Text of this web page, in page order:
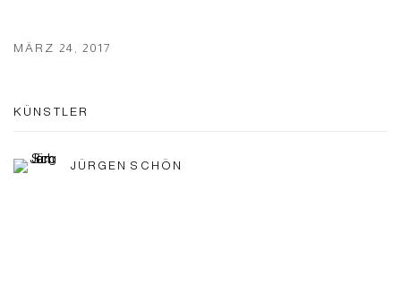
MÄRZ 24, 2017
KÜNSTLER
JÜRGEN SCHÖN